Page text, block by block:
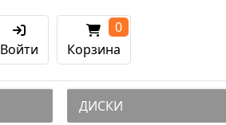
Войти Корзина
0
ДИСКИ